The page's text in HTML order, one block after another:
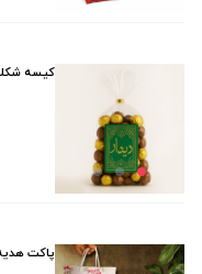
کیسه شکلات
پاکت